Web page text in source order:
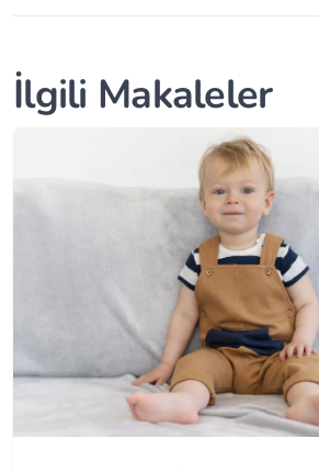
İlgili Makaleler